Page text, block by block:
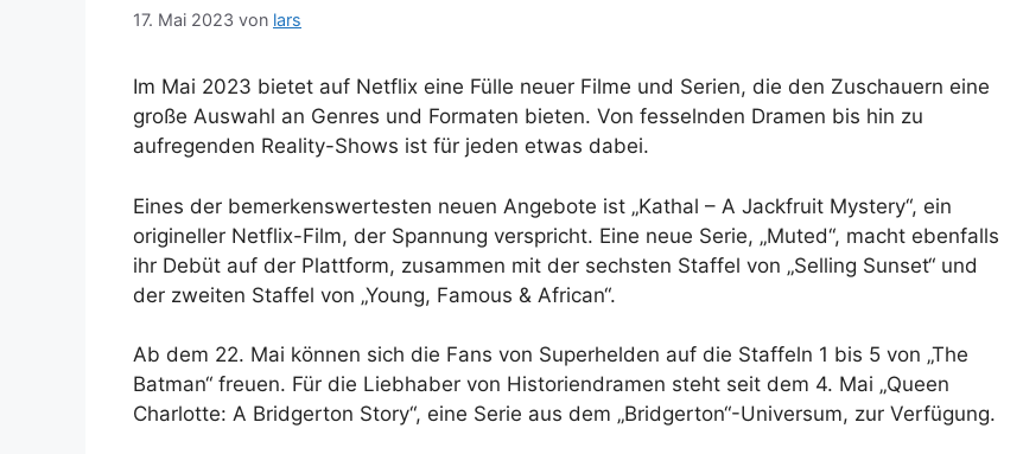
17. Mai 2023 von lars
Im Mai 2023 bietet auf Netflix eine Fülle neuer Filme und Serien, die den Zuschauern eine
große Auswahl an Genres und Formaten bieten. Von fesselnden Dramen bis hin zu
aufregenden Reality-Shows ist für jeden etwas dabei.
Eines der bemerkenswertesten neuen Angebote ist „Kathal – A Jackfruit Mystery“, ein
origineller Netflix-Film, der Spannung verspricht. Eine neue Serie, „Muted“, macht ebenfalls
ihr Debüt auf der Plattform, zusammen mit der sechsten Staffel von „Selling Sunset“ und
der zweiten Staffel von „Young, Famous & African“.
Ab dem 22. Mai können sich die Fans von Superhelden auf die Staffeln 1 bis 5 von „The
Batman“ freuen. Für die Liebhaber von Historiendramen steht seit dem 4. Mai „Queen
Charlotte: A Bridgerton Story“, eine Serie aus dem „Bridgerton“-Universum, zur Verfügung.